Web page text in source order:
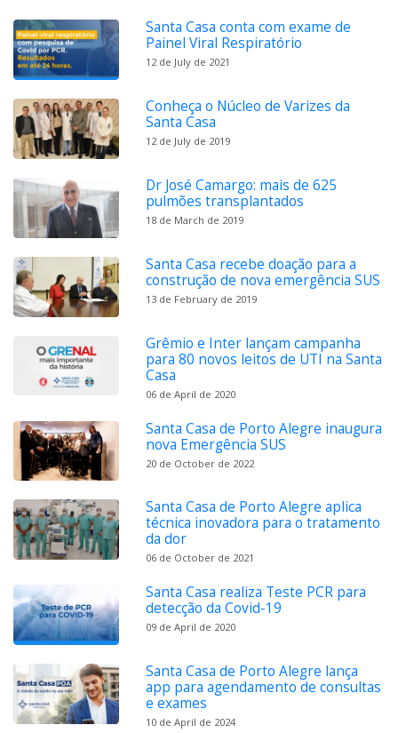
Santa Casa conta com exame de
Painel Viral Respiratório
12 de July de 2021
Conheça o Núcleo de Varizes da
Santa Casa
12 de July de 2019
Dr José Camargo: mais de 625
pulmões transplantados
18 de March de 2019
Santa Casa recebe doação para a
construção de nova emergência SUS
13 de February de 2019
Grêmio e Inter lançam campanha
para 80 novos leitos de UTI na Santa
Casa
06 de April de 2020
Santa Casa de Porto Alegre inaugura
nova Emergência SUS
20 de October de 2022
Santa Casa de Porto Alegre aplica
técnica inovadora para o tratamento
da dor
06 de October de 2021
Santa Casa realiza Teste PCR para
detecção da Covid-19
09 de April de 2020
Santa Casa de Porto Alegre lança
app para agendamento de consultas
e exames
10 de April de 2024